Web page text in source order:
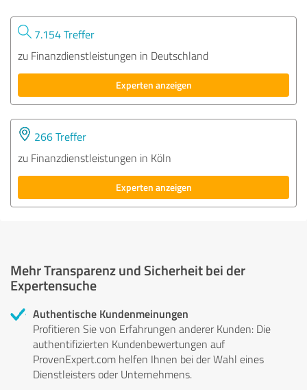
7.154 Treffer
zu Finanzdienstleistungen in Deutschland
Experten anzeigen
266 Treffer
zu Finanzdienstleistungen in Köln
Experten anzeigen
Mehr Transparenz und Sicherheit bei der
Expertensuche
Authentische Kundenmeinungen
Profitieren Sie von Erfahrungen anderer Kunden: Die
authentifizierten Kundenbewertungen auf
ProvenExpert.com helfen Ihnen bei der Wahl eines
Dienstleisters oder Unternehmens.